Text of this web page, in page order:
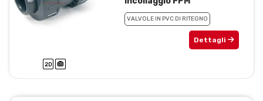
VALVOLE IN PVC DI RITEGNO
Dettagli